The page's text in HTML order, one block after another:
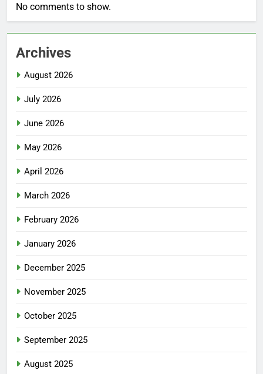
No comments to show.
Archives
August 2026
July 2026
June 2026
May 2026
April 2026
March 2026
February 2026
January 2026
December 2025
November 2025
October 2025
September 2025
August 2025